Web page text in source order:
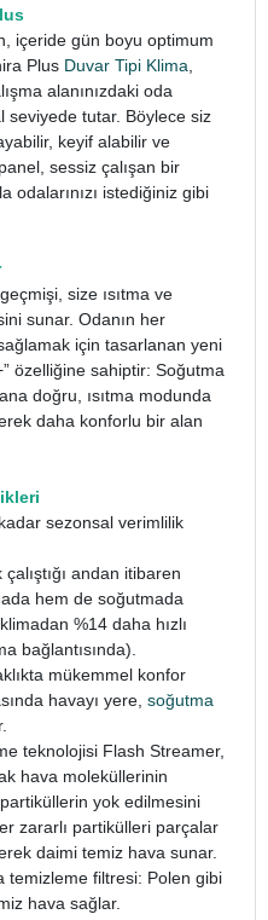
içeride gün boyu optimum
Plus Duvar Tipi Klima
alanınızdaki oda
seviyede tutar. Böylece siz
keyif alabilir ve
sessiz çalışan bir
odalarınızı istediğiniz gibi
size ısıtma ve
sunar. Odanın her
için tasarlanan yeni
özelliğine sahiptir: Soğutma
doğru, ısıtma modunda
daha konforlu bir alan
sezonsal verimlilik
andan itibaren
hem de soğutmada
%14 daha hızlı
bağlantısında).
mükemmel konfor
havayı yere, soğutma
teknolojisi Flash Streamer,
hava moleküllerinin
yok edilmesini
zararlı partikülleri parçalar
daimi temiz hava sunar.
temizleme filtresi: Polen gibi
hava sağlar.